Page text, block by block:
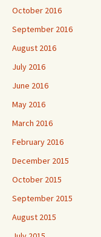
October 2016
September 2016
August 2016
July 2016
June 2016
May 2016
March 2016
February 2016
December 2015
October 2015
September 2015
August 2015